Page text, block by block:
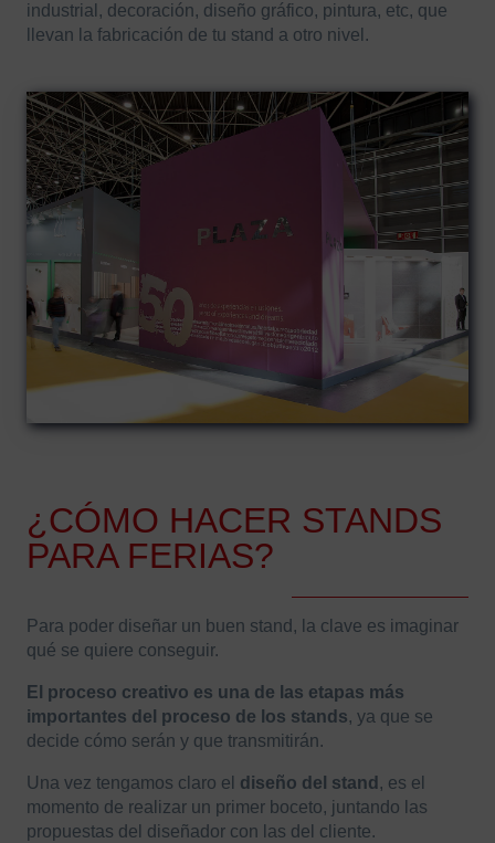
industrial, decoración, diseño gráfico, pintura, etc, que
llevan la fabricación de tu stand a otro nivel.
¿CÓMO HACER STANDS
PARA FERIAS?
Para poder diseñar un buen stand, la clave es imaginar
qué se quiere conseguir.
El proceso creativo es una de las etapas más
importantes del proceso de los stands, ya que se
decide cómo serán y que transmitirán.
Una vez tengamos claro el diseño del stand , es el
momento de realizar un primer boceto, juntando las
propuestas del diseñador con las del cliente.